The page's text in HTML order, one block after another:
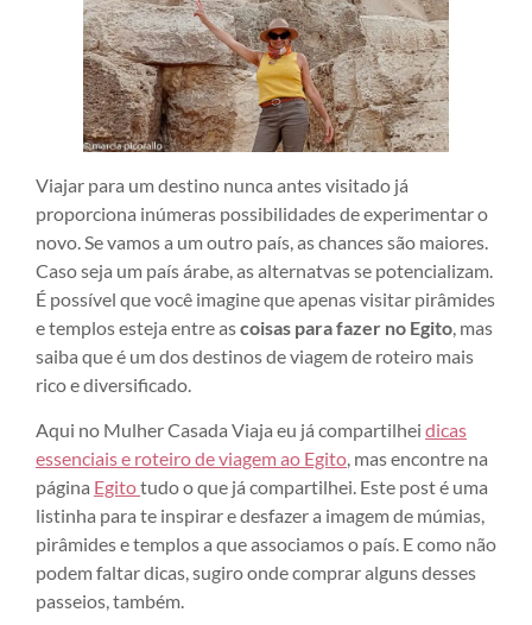
Viajar para um destino nunca antes visitado já
proporciona inúmeras possibilidades de experimentar o
novo. Se vamos a um outro país, as chances são maiores.
Caso seja um país árabe, as alternatvas se potencializam.
É possível que você imagine que apenas visitar pirâmides
e templos esteja entre ascoisas para fazer no Egito, mas
saiba que é um dos destinos de viagem de roteiro mais
rico e diversificado.
Aqui no Mulher Casada Viaja eu já compartilhei dicas
essenciais e roteiro de viagem ao Egito, mas encontre na
página Egitotudo o que já compartilhei. Este post é uma
listinha para te inspirar e desfazer a imagem de múmias,
pirâmides e templos a que associamos o país. E como não
podem faltar dicas, sugiro onde comprar alguns desses
passeios, também.